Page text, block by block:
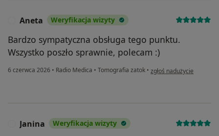
Aneta Weryfikacja wizyty
Bardzo sympatyczna obsługa tego punktu.
Wszystko poszło sprawnie, polecam :)
6 czerwca 2026 • Radio Medica • Tomografia zatok • w opinii użytkownika
zgłoś nadużycie
Janina Weryfikacja wizyty